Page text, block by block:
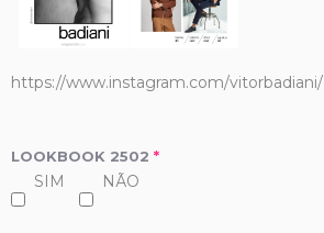
https://www.instagram.com/vitorbadiani/
LOOKBOOK 2502 *
SIM NÃO